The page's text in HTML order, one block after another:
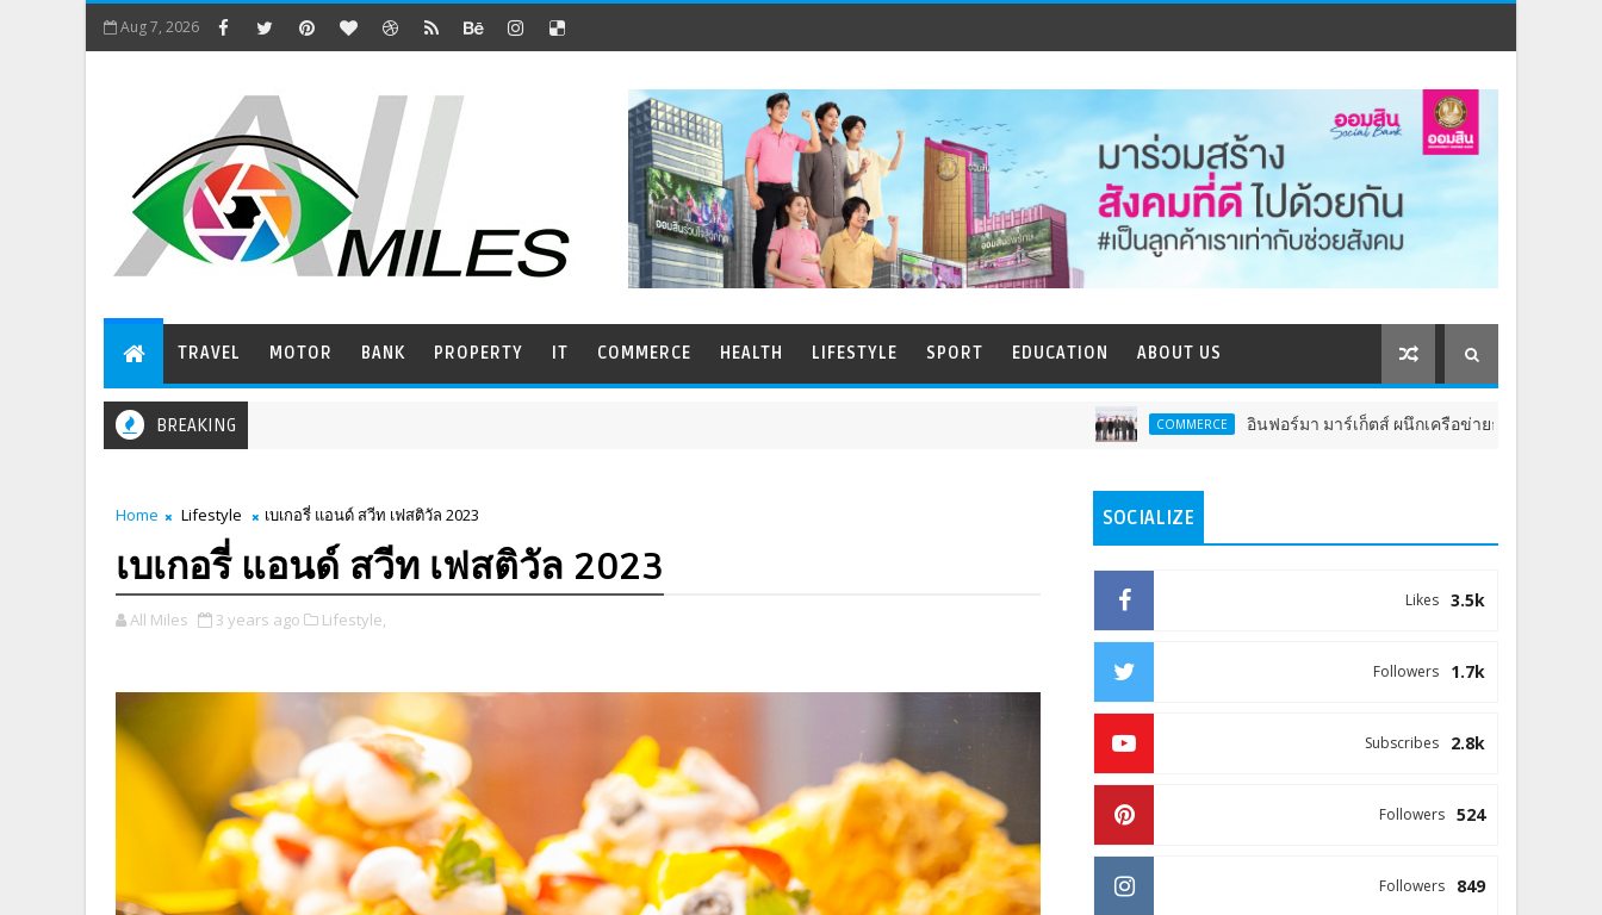
Aug 7, 2026
TRAVEL MOTOR BANK PROPERTY IT COMMERCE HEALTH LIFESTYLE SPORT EDUCATION ABOUT US
BREAKING อินฟอร์มา มาร์เก็ตส์ ผนึกเครือข่ายธุรกิจท่องเที่ยว-บริการ จัด Food &
Home Lifestyle เบเกอรี่ แอนด์ สวีท เฟสติวัล 2023
เบเกอรี่ แอนด์ สวีท เฟสติวัล 2023
All Miles 3 years ago Lifestyle,
SOCIALIZE
3.5k
Likes
1.7k
Followers
2.8k
Subscribes
524
Followers
849
Followers